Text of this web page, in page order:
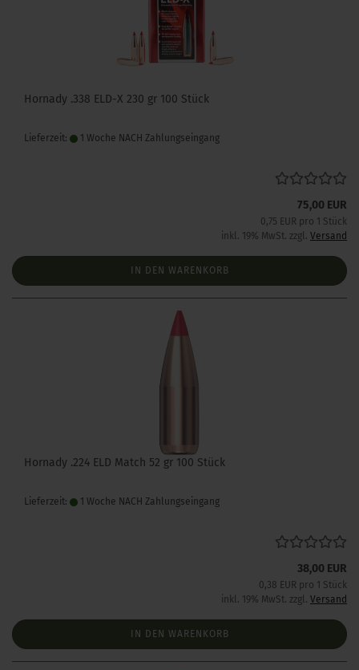
Hornady .338 ELD-X 230 gr 100 Stück
Lieferzeit: 1 Woche NACH Zahlungseingang
75,00 EUR
0,75 EUR pro 1 Stück
inkl. 19% MwSt. zzgl. Versand
IN DEN WARENKORB
Hornady .224 ELD Match 52 gr 100 Stück
Lieferzeit: 1 Woche NACH Zahlungseingang
38,00 EUR
0,38 EUR pro 1 Stück
inkl. 19% MwSt. zzgl. Versand
IN DEN WARENKORB